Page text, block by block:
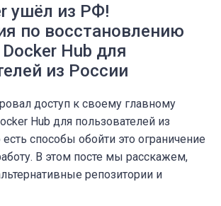
ушёл из РФ!
по восстановлению
Hub для
из России
доступ к своему главному
Hub для пользователей из
способы обойти это ограничение
В этом посте мы расскажем,
репозитории и